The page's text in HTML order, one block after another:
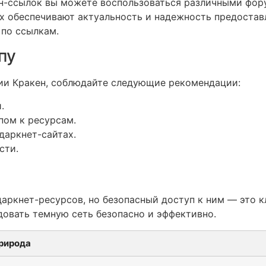
обеспечивают актуальность и надежность
ссылкам.
Кракен, соблюдайте следующие рекомендации:
к ресурсам.
сайтах.
ресурсов, но безопасный доступ к ним — это
темную сеть безопасно и эффективно.